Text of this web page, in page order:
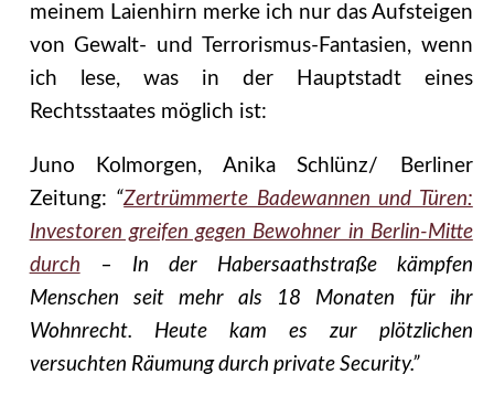
meinem Laienhirn merke ich nur das Aufsteigen
von Gewalt- und Terrorismus-Fantasien, wenn
ich lese, was in der Hauptstadt eines
Rechtsstaates möglich ist:
Juno Kolmorgen, Anika Schlünz/ Berliner
Zeitung: “Zertrümmerte Badewannen und Türen:
Investoren greifen gegen Bewohner in Berlin-Mitte
durch – In der Habersaathstraße kämpfen
Menschen seit mehr als 18 Monaten für ihr
Wohnrecht. Heute kam es zur plötzlichen
versuchten Räumung durch private Security.”